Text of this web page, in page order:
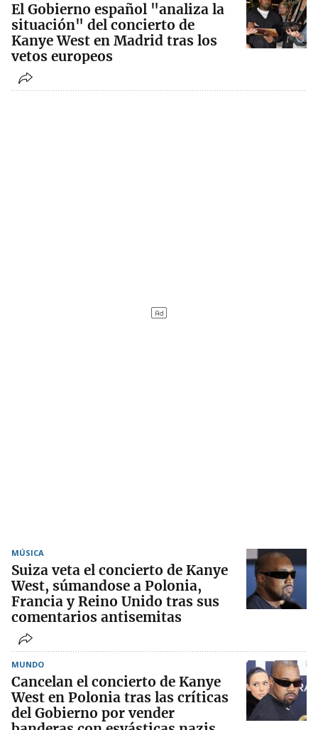
El Gobierno español "analiza la
situación" del concierto de
Kanye West en Madrid tras los
vetos europeos
MÚSICA
Suiza veta el concierto de Kanye
West, súmandose a Polonia,
Francia y Reino Unido tras sus
comentarios antisemitas
MUNDO
Cancelan el concierto de Kanye
West en Polonia tras las críticas
del Gobierno por vender